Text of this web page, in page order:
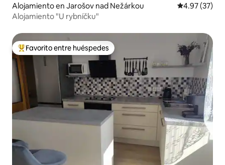
Alojamiento en Jarošov nad Nežárkou Calificación
4.97 (37)
Alojamiento "U rybníčku"
Favorito entre huéspedes preferido
Favorito entre huéspedes